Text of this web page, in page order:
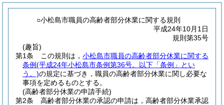
○小松島市職員の高齢者部分休業に関する規則
平成24年10月1日
規則第35号
(趣旨)
第1条
この規則は， 小松島市職員の高齢者部分休業に関する
条例(平成24年小松島市条例第36号。以下「条例」とい
う。)の規定に基づき，職員の高齢者部分休業に関し必要な
事項を定めるものとする。
(高齢者部分休業の申請手続)
第2条
高齢者部分休業の承認の申請は，高齢者部分休業承認